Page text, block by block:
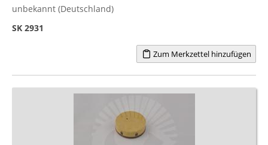
unbekannt (Deutschland)
SK 2931
Zum Merkzettel hinzufügen